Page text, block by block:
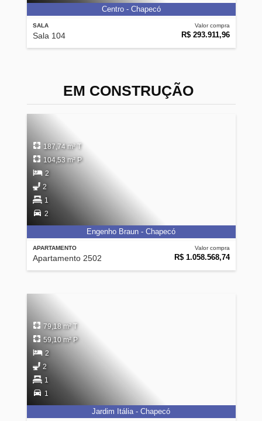
SALA
Sala 104
Valor compra
R$ 293.911,96
Centro - Chapecó
EM CONSTRUÇÃO
APARTAMENTO
Apartamento 2502
Valor compra
R$ 1.058.568,74
187,74 m² T
104,53 m² P
2
2
1
2
Engenho Braun - Chapecó
79,18 m² T
59,10 m² P
2
2
1
1
Jardim Itália - Chapecó